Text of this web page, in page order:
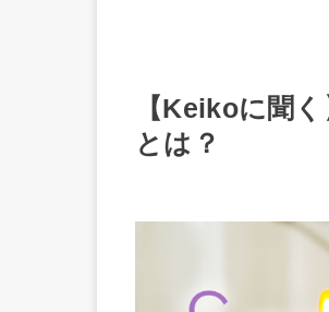
【Keikoに聞
とは？